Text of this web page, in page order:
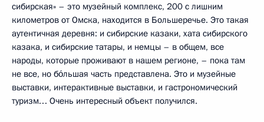
сибирская» – это музейный комплекс, 200 с лишним
километров от Омска, находится в Большеречье. Это такая
аутентичная деревня: и сибирские казаки, хата сибирского
казака, и сибирские татары, и немцы – в общем, все
народы, которые проживают в нашем регионе, – пока там
не все, но бо́льшая часть представлена. Это и музейные
выставки, интерактивные выставки, и гастрономический
туризм… Очень интересный объект получился.